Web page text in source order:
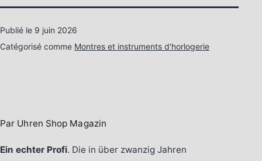
Publié le 9 juin 2026
Catégorisé comme Montres et instruments d'horlogerie
Par Uhren Shop Magazin
Ein echter Profi. Die in über zwanzig Jahren